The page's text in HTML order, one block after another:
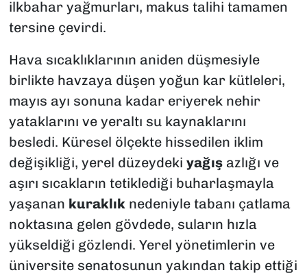
ilkbahar yağmurları, makus talihi tamamen
tersine çevirdi.
Hava sıcaklıklarının aniden düşmesiyle
birlikte havzaya düşen yoğun kar kütleleri,
mayıs ayı sonuna kadar eriyerek nehir
yataklarını ve yeraltı su kaynaklarını
besledi. Küresel ölçekte hissedilen iklim
değişikliği, yerel düzeydeki yağışazlığı ve
aşırı sıcakların tetiklediği buharlaşmayla
yaşanan kuraklıknedeniyle tabanı çatlama
noktasına gelen gövdede, suların hızla
yükseldiği gözlendi. Yerel yönetimlerin ve
üniversite senatosunun yakından takip ettiği